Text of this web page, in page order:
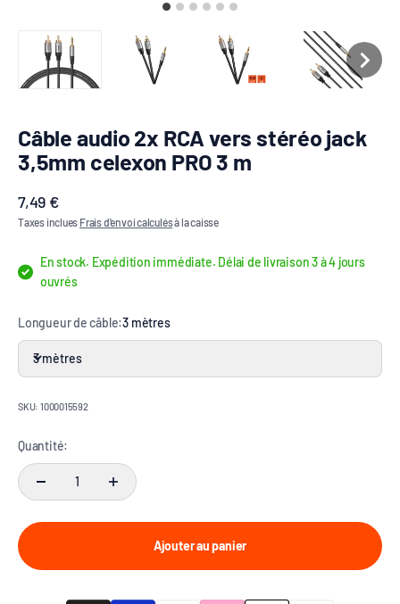
Câble audio 2x RCA vers stéréo jack
3,5mm celexon PRO 3 m
Prix de vente
7,49 €
Taxes inclues Frais d'envoi calculésà la caisse
En stock. Expédition immédiate. Délai de livraison 3 à 4 jours
ouvrés
Longueur de câble:3 mètres
3 mètres
SKU: 1000015592
Quantité:
Ajouter au panier